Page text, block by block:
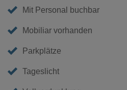
Mit Personal buchbar
Mobiliar vorhanden
Parkplätze
Tageslicht